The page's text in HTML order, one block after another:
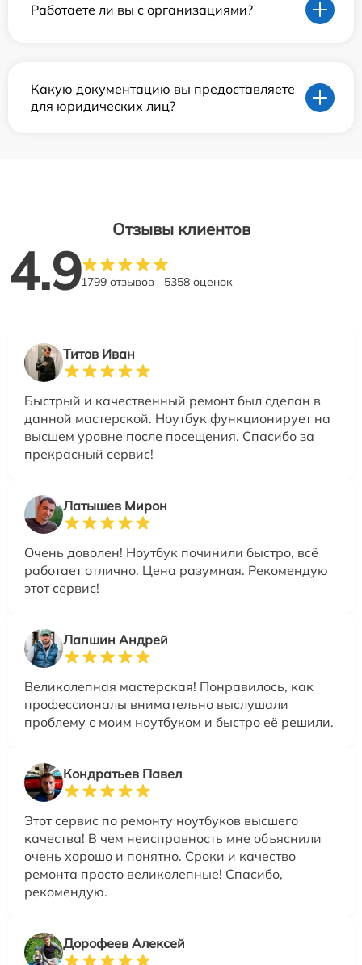
Работаете ли вы с организациями?
Какую документацию вы предоставляете
для юридических лиц?
Отзывы клиентов
4.91799 отзывов 5358 оценок
Титов Иван
Быстрый и качественный ремонт был сделан в
данной мастерской. Ноутбук функционирует на
высшем уровне после посещения. Спасибо за
прекрасный сервис!
Латышев Мирон
Очень доволен! Ноутбук починили быстро, всё
работает отлично. Цена разумная. Рекомендую
этот сервис!
Лапшин Андрей
Великолепная мастерская! Понравилось, как
профессионалы внимательно выслушали
проблему с моим ноутбуком и быстро её решили.
Кондратьев Павел
Этот сервис по ремонту ноутбуков высшего
качества! В чем неисправность мне объяснили
очень хорошо и понятно. Сроки и качество
ремонта просто великолепные! Спасибо,
рекомендую.
Дорофеев Алексей